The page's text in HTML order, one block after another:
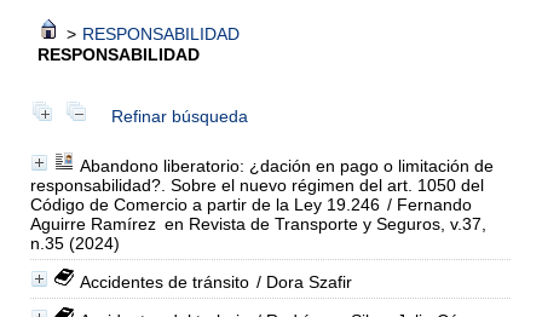
> RESPONSABILIDAD
RESPONSABILIDAD
Refinar búsqueda
Abandono liberatorio: ¿dación en pago o limitación de
responsabilidad?. Sobre el nuevo régimen del art. 1050 del
Código de Comercio a partir de la Ley 19.246 / Fernando
Aguirre Ramírez en Revista de Transporte y Seguros, v.37,
n.35 (2024)
Accidentes de tránsito / Dora Szafir